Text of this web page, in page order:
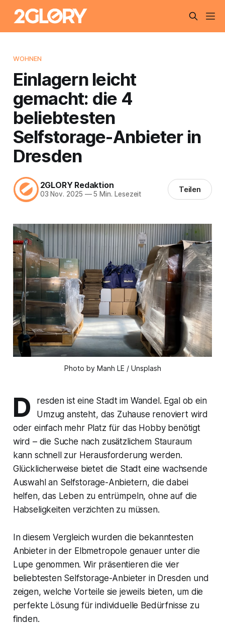
WOHNEN
Einlagern leicht
gemacht: die 4
beliebtesten
Selfstorage-Anbieter in
Dresden
2GLORY Redaktion
03 Nov. 2025 —5 Min. Lesezeit Teilen
Photo by Manh LE / Unsplash
D
resden ist eine Stadt im Wandel. Egal ob ein
Umzug ansteht, das Zuhause renoviert wird
oder einfach mehr Platz für das Hobby benötigt
wird – die Suche nach zusätzlichem Stauraum
kann schnell zur Herausforderung werden.
Glücklicherweise bietet die Stadt eine wachsende
Auswahl an Selfstorage-Anbietern, die dabei
helfen, das Leben zu entrümpeln, ohne auf die
Habseligkeiten verzichten zu müssen.
In diesem Vergleich wurden die bekanntesten
Anbieter in der Elbmetropole genauer unter die
Lupe genommen. Wir präsentieren die vier
beliebtesten Selfstorage-Anbieter in Dresden und
zeigen, welche Vorteile sie jeweils bieten, um die
perfekte Lösung für individuelle Bedürfnisse zu
finden.